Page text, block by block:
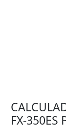
FX-350ES